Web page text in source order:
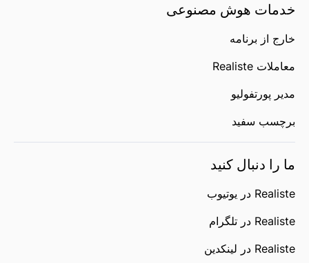
خدمات هوش مصنوعی
خارج از برنامه
معاملات Realiste
مدیر پورتفولیو
برچسب سفید
ما را دنبال کنید
Realiste در یوتیوب
Realiste در تلگرام
Realiste در لینکدین